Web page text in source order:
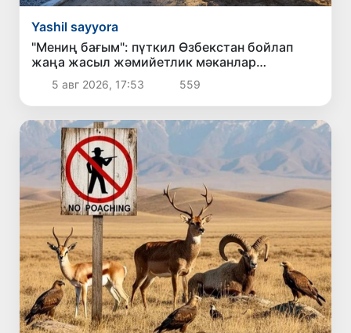
Yashil sayyora
"Мениң бағым": пүткил Өзбекстан бойлап
жаңа жасыл жәмийетлик мәканлар
қәлиплеспекте
5 авг 2026, 17:53 559